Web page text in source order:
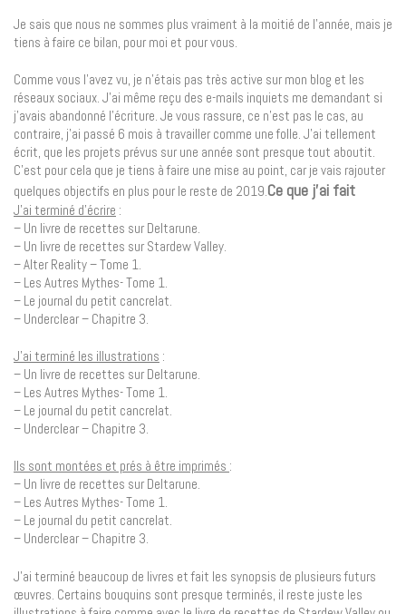
Je sais que nous ne sommes plus vraiment à la moitié de l’année, mais je
tiens à faire ce bilan, pour moi et pour vous.
Comme vous l’avez vu, je n’étais pas très active sur mon blog et les
réseaux sociaux. J’ai même reçu des e-mails inquiets me demandant si
j’avais abandonné l’écriture. Je vous rassure, ce n’est pas le cas, au
contraire, j’ai passé 6 mois à travailler comme une folle. J’ai tellement
écrit, que les projets prévus sur une année sont presque tout aboutit.
C’est pour cela que je tiens à faire une mise au point, car je vais rajouter
quelques objectifs en plus pour le reste de 2019.Ce que j’ai fait
J’ai terminé d’écrire :
– Un livre de recettes sur Deltarune.
– Un livre de recettes sur Stardew Valley.
– Alter Reality – Tome 1.
– Les Autres Mythes- Tome 1.
– Le journal du petit cancrelat.
– Underclear – Chapitre 3.
J’ai terminé les illustrations :
– Un livre de recettes sur Deltarune.
– Les Autres Mythes- Tome 1.
– Le journal du petit cancrelat.
– Underclear – Chapitre 3.
Ils sont montées et prés à être imprimés :
– Un livre de recettes sur Deltarune.
– Les Autres Mythes- Tome 1.
– Le journal du petit cancrelat.
– Underclear – Chapitre 3.
J’ai terminé beaucoup de livres et fait les synopsis de plusieurs futurs
œuvres. Certains bouquins sont presque terminés, il reste juste les